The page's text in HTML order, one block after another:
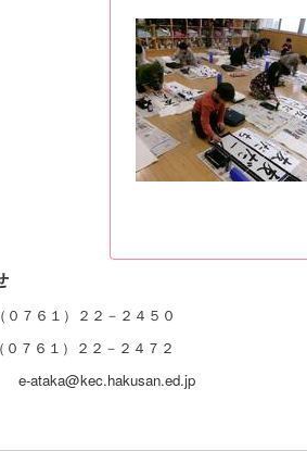
合わ
７６１）２２－２４５０
６１）２２－２４７２